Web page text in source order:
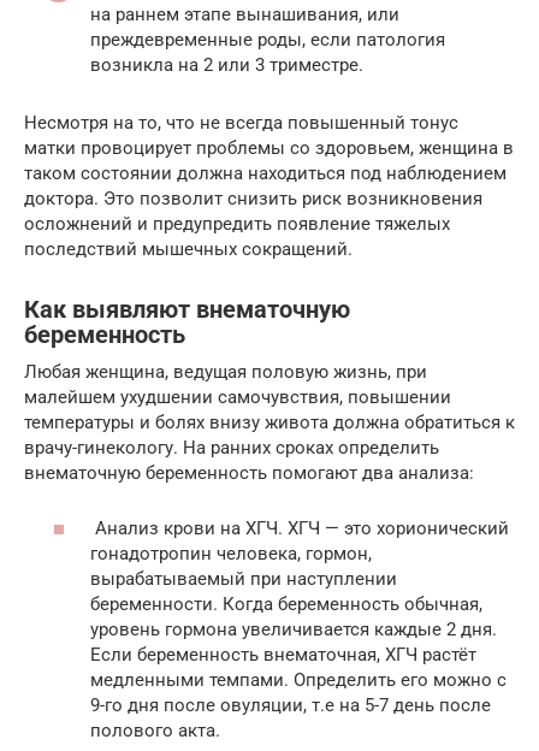
на раннем этапе вынашивания, или
преждевременные роды, если патология
возникла на 2 или 3 триместре.
Несмотря на то, что не всегда повышенный тонус
матки провоцирует проблемы со здоровьем, женщина в
таком состоянии должна находиться под наблюдением
доктора. Это позволит снизить риск возникновения
осложнений и предупредить появление тяжелых
последствий мышечных сокращений.
Как выявляют внематочную
беременность
Любая женщина, ведущая половую жизнь, при
малейшем ухудшении самочувствия, повышении
температуры и болях внизу живота должна обратиться к
врачу-гинекологу. На ранних сроках определить
внематочную беременность помогают два анализа:
Анализ крови на ХГЧ. ХГЧ — это хорионический
гонадотропин человека, гормон,
вырабатываемый при наступлении
беременности. Когда беременность обычная,
уровень гормона увеличивается каждые 2 дня.
Если беременность внематочная, ХГЧ растёт
медленными темпами. Определить его можно с
9-го дня после овуляции, т.е на 5-7 день после
полового акта.